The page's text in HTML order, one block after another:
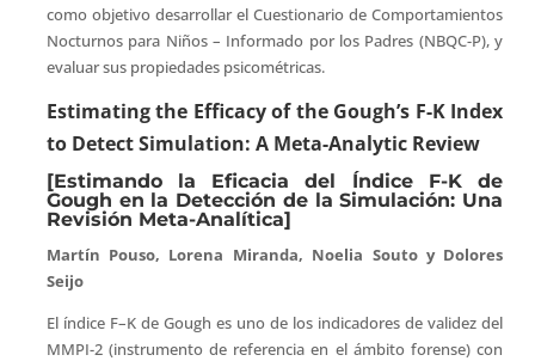
como objetivo desarrollar el Cuestionario de Comportamientos
Nocturnos para Niños – Informado por los Padres (NBQC-P), y
evaluar sus propiedades psicométricas.
Estimating the Efficacy of the Gough’s F-K Index
to Detect Simulation: A Meta-Analytic Review
[Estimando la Eficacia del Índice F-K de
Gough en la Detección de la Simulación: Una
Revisión Meta-Analítica]
Martín Pouso, Lorena Miranda, Noelia Souto y Dolores
Seijo
El índice F–K de Gough es uno de los indicadores de validez del
MMPI-2 (instrumento de referencia en el ámbito forense) con